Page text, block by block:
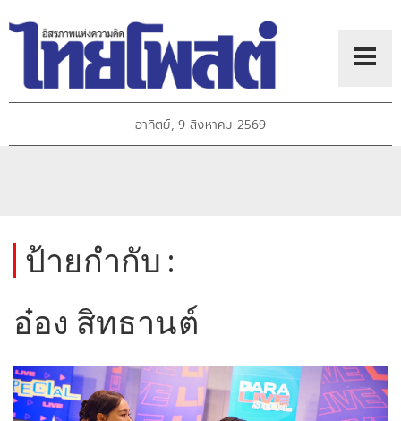
อาทิตย์, 9 สิงหาคม 2569
ป้ายกำกับ :
อ๋อง สิทธานต์